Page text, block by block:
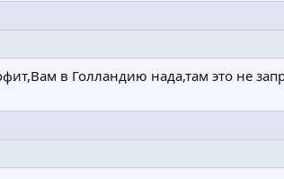
в Голландию нада,там это не